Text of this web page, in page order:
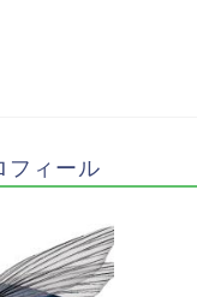
フィール